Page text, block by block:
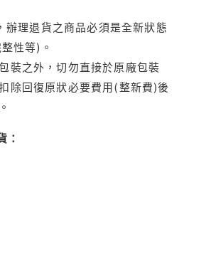
理退貨之商品必須是全新狀態
性等)。
裝之外，切勿直接於原廠包裝
除回復原狀必要費用(整新費)後
：